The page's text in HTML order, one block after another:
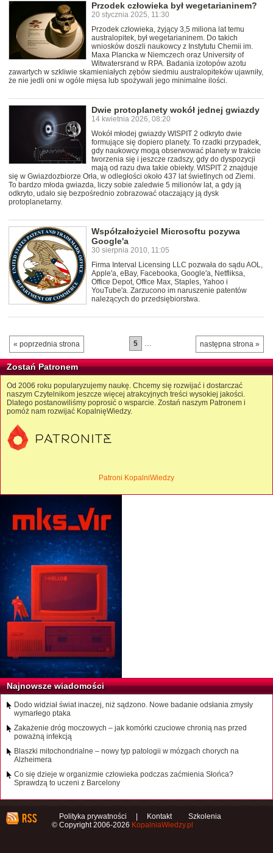
Przodek człowieka był wegetarianinem?
20 stycznia 2025, 11:30
Przodek człowieka, żyjący 3,5 miliona lat temu
australopitek, był wegetarianinem. Do takich
wniosków doszli naukowcy z Instytutu Chemii im.
Maxa Plancka w Niemczech oraz University of
Witwatersrand w RPA. Badania izotopów azotu
zawartych w szkliwie skamieniałych zębów siedmiu australopiteków ujawniły,
że nie jedli oni w ogóle mięsa lub spożywali jego minimalne ilości.
Dwie protoplanety wokół jednej gwiazdy
14 kwietnia 2026, 08:20
Wokół młodej gwiazdy WISPIT 2 odkryto dwie
formujące się dopiero planety. To rzadki przypadek,
gdy naukowcy mogą obserwować planety w trakcie
tworzenia się i jeszcze rzadszy, gdy do dyspozycji
mają od razu dwa takie obiekty. WISPIT 2 znajduje
się w Gwiazdozbiorze Orła, w odległości około 437 lat świetlnych od Ziemi.
To bardzo młoda gwiazda, liczy sobie zaledwie 5 milionów lat, a gdy ją
odkryto, udało się bezpośrednio zobrazować otaczający ją dysk
protoplanetarny.
Współzałożyciel Microsoftu pozywa
Google'a
30 sierpnia 2010, 11:05
Firma Interval Licensing LLC pozwała do sądu AOL,
Apple'a, eBay, Facebooka, Google'a, Netfliksa,
Office Depot, Office Max, Staples, Yahoo i
YouTube'a. Zarzucono im naruszenie patentów
należących do przedsiębiorstwa.
« poprzednia strona następna strona »
5 …
Zostań Patronem
Od 2006 roku popularyzujemy naukę. Chcemy się rozwijać i dostarczać
naszym Czytelnikom jeszcze więcej atrakcyjnych treści wysokiej jakości.
Dlatego postanowiliśmy poprosić o wsparcie. Zostań naszym Patronem i
pomóż nam rozwijać KopalnięWiedzy.
Patroni KopalniWiedzy
Najnowsze wiadomości
Dodo widział świat inaczej, niż sądzono. Nowe badanie odsłania zmysły
wymarłego ptaka
Zakażenie dróg moczowych – jak komórki czuciowe chronią nas przed
poważną infekcją
Blaszki mitochondrialne – nowy typ patologii w mózgach chorych na
Alzheimera
Co się dzieje w organizmie człowieka podczas zaćmienia Słońca?
Sprawdzą to uczeni z Barcelony
Polityka prywatności Kontakt
Szkolenia
© Copyright 2006-2026 KopalniaWiedzy.pl